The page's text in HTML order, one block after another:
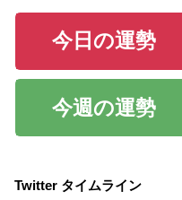
今日の運勢
今週の運勢
Twitter タイムライン